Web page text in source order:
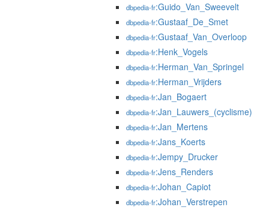
dbpedia-fr:Guido_Van_Sweevelt
dbpedia-fr:Gustaaf_De_Smet
dbpedia-fr:Gustaaf_Van_Overloop
dbpedia-fr:Henk_Vogels
dbpedia-fr:Herman_Van_Springel
dbpedia-fr:Herman_Vrijders
dbpedia-fr:Jan_Bogaert
dbpedia-fr:Jan_Lauwers_(cyclisme)
dbpedia-fr:Jan_Mertens
dbpedia-fr:Jans_Koerts
dbpedia-fr:Jempy_Drucker
dbpedia-fr:Jens_Renders
dbpedia-fr:Johan_Capiot
dbpedia-fr:Johan_Verstrepen